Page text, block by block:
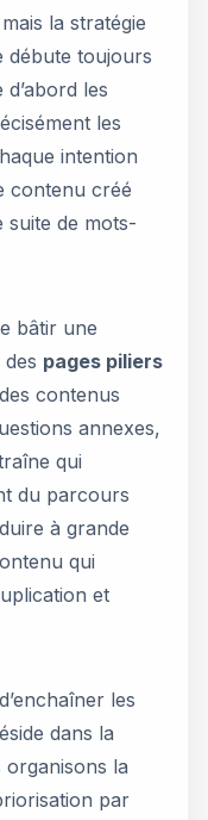
la stratégie
débute toujours
les
les
intention
contenu créé
suite de mots-
bâtir une
des pages piliers
contenus
annexes,
qui
du parcours
à grande
qui
et
les
dans la
organisons la
par